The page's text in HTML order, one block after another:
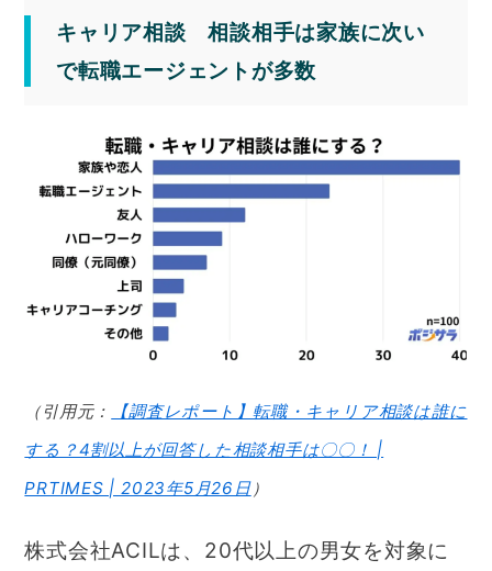
キャリア相談 相談相手は家族に次い
で転職エージェントが多数
（引用元：
【調査レポート】転職・キャリア相談は誰に
する？4割以上が回答した相談相手は〇〇！ |
PRTIMES | 2023年5月26日）
株式会社ACILは、20代以上の男女を対象に